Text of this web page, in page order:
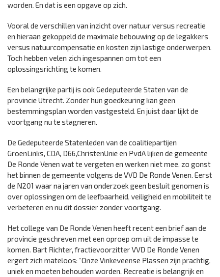
worden. En dat is een opgave op zich.
Vooral de verschillen van inzicht over natuur versus recreatie
en hieraan gekoppeld de maximale bebouwing op de legakkers
versus natuurcompensatie en kosten zijn lastige onderwerpen.
Toch hebben velen zich ingespannen om tot een
oplossingsrichting te komen.
Een belangrijke partij is ook Gedeputeerde Staten van de
provincie Utrecht. Zonder hun goedkeuring kan geen
bestemmingsplan worden vastgesteld. En juist daar lijkt de
voortgang nu te stagneren.
De Gedeputeerde Statenleden van de coalitiepartijen
GroenLinks, CDA, D66,ChristenUnie en PvdA lijken de gemeente
De Ronde Venen wat te vergeten en werken niet mee, zo gonst
het binnen de gemeente volgens de VVD De Ronde Venen. Eerst
de N201 waar na jaren van onderzoek geen besluit genomen is
over oplossingen om de leefbaarheid, veiligheid en mobiliteit te
verbeteren en nu dit dossier zonder voortgang.
Het college van De Ronde Venen heeft recent een brief aan de
provincie geschreven met een oproep om uit de impasse te
komen. Bart Richter, fractievoorzitter VVD De Ronde Venen
ergert zich mateloos: ”Onze Vinkeveense Plassen zijn prachtig,
uniek en moeten behouden worden. Recreatie is belangrijk en